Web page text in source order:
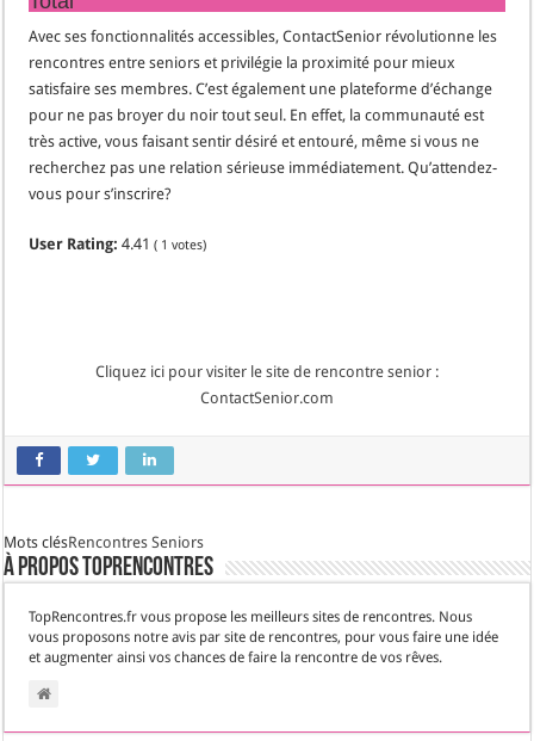
Avec ses fonctionnalités accessibles, ContactSenior révolutionne les
rencontres entre seniors et privilégie la proximité pour mieux
satisfaire ses membres. C’est également une plateforme d’échange
pour ne pas broyer du noir tout seul. En effet, la communauté est
très active, vous faisant sentir désiré et entouré, même si vous ne
recherchez pas une relation sérieuse immédiatement. Qu’attendez-
vous pour s’inscrire?
User Rating:4.41 ( 1 votes)
Cliquez ici pour visiter le site de rencontre senior :
ContactSenior.com
Mots clésRencontres Seniors
À propos TopRencontres
TopRencontres.fr vous propose les meilleurs sites de rencontres. Nous
vous proposons notre avis par site de rencontres, pour vous faire une idée
et augmenter ainsi vos chances de faire la rencontre de vos rêves.